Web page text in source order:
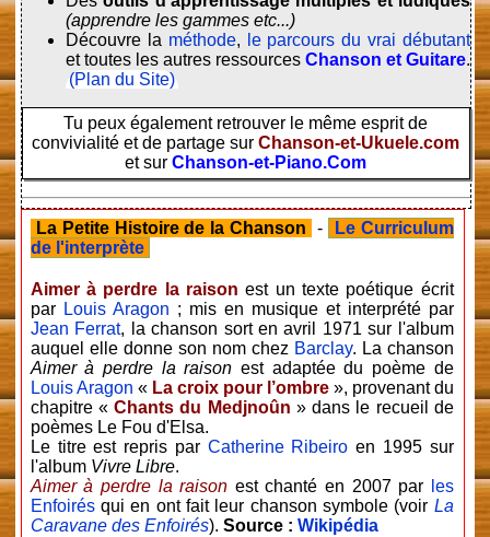
(apprendre les gammes etc...)
Découvre la méthode,
le parcours du vrai débutant
et toutes les autres ressourcesChanson et Guitare.
(Plan du Site)
Tu peux également retrouver le même esprit de
convivialité et de partage surChanson-et-Ukuele.com
et surChanson-et-Piano.Com
La Petite Histoire de la Chanson -
Le Curriculum
de l'interprète
Aimer à perdre la raison est un texte poétique écrit
par Louis Aragon ; mis en musique et interprété par
Jean Ferrat, la chanson sort en avril 1971 sur l'album
auquel elle donne son nom chez Barclay. La chanson
Aimer à perdre la raison est adaptée du poème de
Louis Aragon « La croix pour l’ombre », provenant du
chapitre «Chants du Medjnoûn » dans le recueil de
poèmes Le Fou d'Elsa.
Le titre est repris par Catherine Ribeiro en 1995 sur
l'album Vivre Libre.
Aimer à perdre la raison est chanté en 2007 par
les
Enfoirésqui en ont fait leur chanson symbole (voir La
Caravane des Enfoirés). Source : Wikipédia